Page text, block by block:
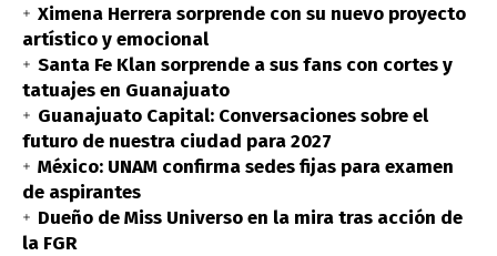
Ximena Herrera sorprende con su nuevo proyecto
artístico y emocional
Santa Fe Klan sorprende a sus fans con cortes y
tatuajes en Guanajuato
Guanajuato Capital: Conversaciones sobre el
futuro de nuestra ciudad para 2027
México: UNAM confirma sedes fijas para examen
de aspirantes
Dueño de Miss Universo en la mira tras acción de
la FGR